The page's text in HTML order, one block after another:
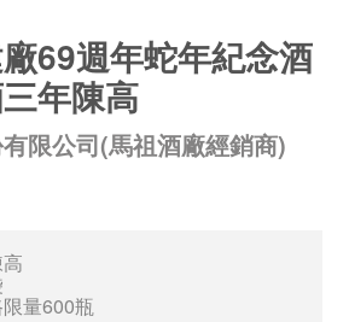
69週年蛇年紀念酒
年陳高
限公司(馬祖酒廠經銷商)
量600瓶